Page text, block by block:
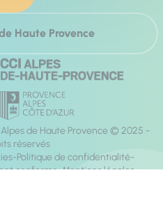
Haute Provence
de Haute Provence © 2025 -
réservés
Politique de confidentialité
conforme Mentions légales